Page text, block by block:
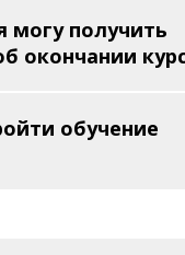
могу получить
окончании
обучение